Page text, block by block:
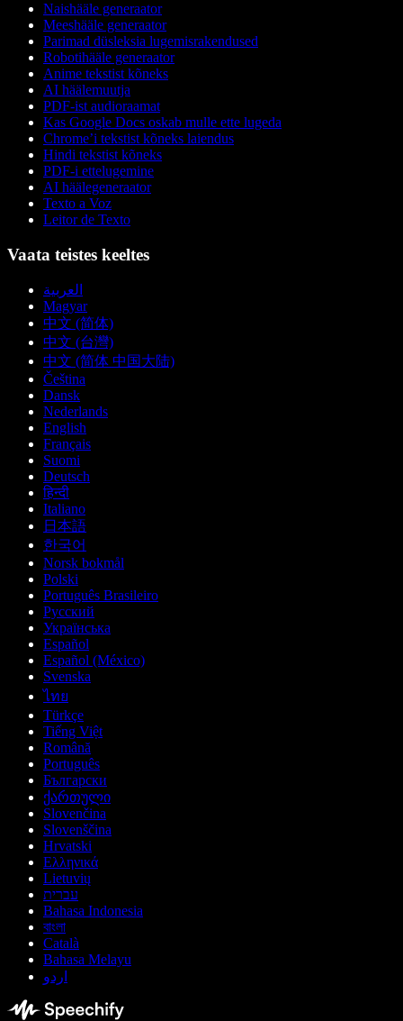
Naishääle generaator
Meeshääle generaator
Parimad düsleksia lugemisrakendused
Robotihääle generaator
Anime tekstist kõneks
AI häälemuutja
PDF-ist audioraamat
Kas Google Docs oskab mulle ette lugeda
Chrome’i tekstist kõneks laiendus
Hindi tekstist kõneks
PDF-i ettelugemine
AI häälegeneraator
Texto a Voz
Leitor de Texto
Vaata teistes keeltes
العربية
Magyar
中文 (简体)
中文 (台灣)
中文 (简体 中国大陆)
Čeština
Dansk
Nederlands
English
Français
Suomi
Deutsch
हिन्दी
Italiano
日本語
한국어
Norsk bokmål
Polski
Português Brasileiro
Русский
Українська
Español
Español (México)
Svenska
ไทย
Türkçe
Tiếng Việt
Română
Português
Български
ქართული
Slovenčina
Slovenščina
Hrvatski
Ελληνικά
Lietuvių
עברית
Bahasa Indonesia
বাংলা
Català
Bahasa Melayu
اردو